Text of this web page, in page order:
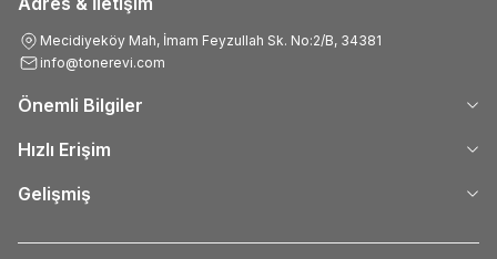
Mecidiyeköy Mah, İmam Feyzullah Sk. No:2/B, 34381
info@tonerevi.com
Önemli Bilgiler
Hızlı Erişim
Gelişmiş